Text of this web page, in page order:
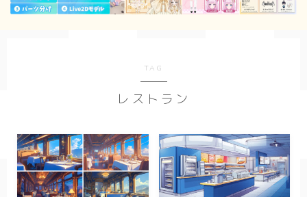
幾何学
ダーク/ホラー
TAG
レストラン